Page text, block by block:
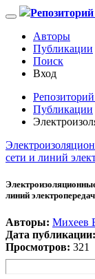
Авторы
Публикации
Поиск
Вход
Публикации
сети и линий
линий
Авторы: Михеев
Дата публикации:
Просмотров: 321